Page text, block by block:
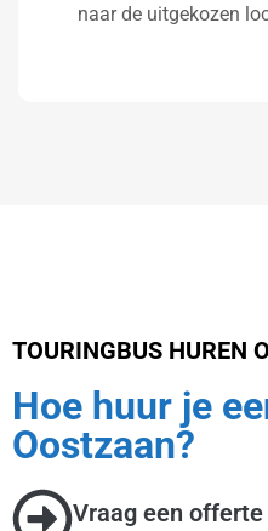
naar de uitgekozen
TOURINGBUS HUREN
Hoe huur je
Oostzaan?
Vraag een offerte